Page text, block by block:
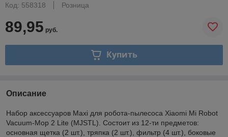
Код: 558318
Розница
89,95 руб.
Купить
Описание
Набор аксессуаров Maxi для робота-пылесоса Xiaomi Mi Robot
Vacuum-Mop 2 Lite (MJSTL). Состоит из 12-ти предметов:
основная щетка (2 шт.), тряпка (2 шт.), фильтр (4 шт.), боковые